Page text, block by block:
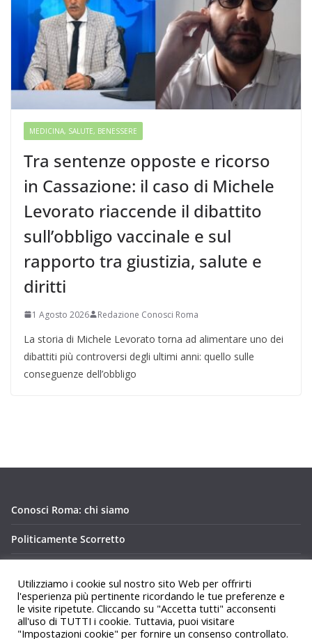
MEDICINA, SALUTE, BENESSERE
Tra sentenze opposte e ricorso
in Cassazione: il caso di Michele
Levorato riaccende il dibattito
sull’obbligo vaccinale e sul
rapporto tra giustizia, salute e
diritti
1 Agosto 2026 Redazione Conosci Roma
La storia di Michele Levorato torna ad alimentare uno dei
dibattiti più controversi degli ultimi anni: quello sulle
conseguenze dell’obbligo
Conosci Roma: chi siamo
Politicamente Scorretto
Utilizziamo i cookie sul nostro sito Web per offrirti
l'esperienza più pertinente ricordando le tue preferenze e
le visite ripetute. Cliccando su "Accetta tutti" acconsenti
all'uso di TUTTI i cookie. Tuttavia, puoi visitare
"Impostazioni cookie" per fornire un consenso controllato.